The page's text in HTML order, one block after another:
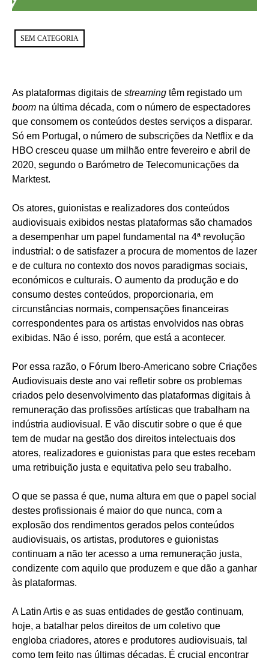
SEM CATEGORIA
As plataformas digitais de streaming têm registado um
boom na última década, com o número de espectadores
que consomem os conteúdos destes serviços a disparar.
Só em Portugal, o número de subscrições da Netflix e da
HBO cresceu quase um milhão entre fevereiro e abril de
2020, segundo o Barómetro de Telecomunicações da
Marktest.
Os atores, guionistas e realizadores dos conteúdos
audiovisuais exibidos nestas plataformas são chamados
a desempenhar um papel fundamental na 4ª revolução
industrial: o de satisfazer a procura de momentos de lazer
e de cultura no contexto dos novos paradigmas sociais,
económicos e culturais. O aumento da produção e do
consumo destes conteúdos, proporcionaria, em
circunstâncias normais, compensações financeiras
correspondentes para os artistas envolvidos nas obras
exibidas. Não é isso, porém, que está a acontecer.
Por essa razão, o Fórum Ibero-Americano sobre Criações
Audiovisuais deste ano vai refletir sobre os problemas
criados pelo desenvolvimento das plataformas digitais à
remuneração das profissões artísticas que trabalham na
indústria audiovisual. E vão discutir sobre o que é que
tem de mudar na gestão dos direitos intelectuais dos
atores, realizadores e guionistas para que estes recebam
uma retribuição justa e equitativa pelo seu trabalho.
O que se passa é que, numa altura em que o papel social
destes profissionais é maior do que nunca, com a
explosão dos rendimentos gerados pelos conteúdos
audiovisuais, os artistas, produtores e guionistas
continuam a não ter acesso a uma remuneração justa,
condizente com aquilo que produzem e que dão a ganhar
às plataformas.
A Latin Artis e as suas entidades de gestão continuam,
hoje, a batalhar pelos direitos de um coletivo que
engloba criadores, atores e produtores audiovisuais, tal
como tem feito nas últimas décadas. É crucial encontrar